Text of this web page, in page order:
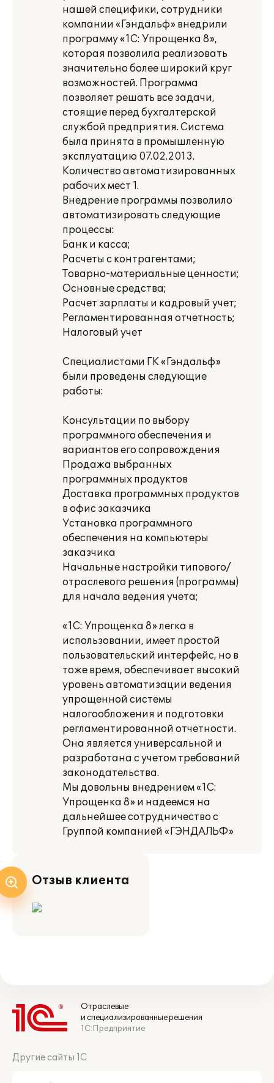
нашей специфики, сотрудники
компании «Гэндальф» внедрили
программу «1С: Упрощенка 8»,
которая позволила реализовать
значительно более широкий круг
возможностей. Программа
позволяет решать все задачи,
стоящие перед бухгалтерской
службой предприятия. Система
была принята в промышленную
эксплуатацию 07.02.2013.
Количество автоматизированных
рабочих мест 1.
Внедрение программы позволило
автоматизировать следующие
процессы:
Банк и касса;
Расчеты с контрагентами;
Товарно-материальные ценности;
Основные средства;
Расчет зарплаты и кадровый учет;
Регламентированная отчетность;
Налоговый учет
Специалистами ГК «Гэндальф»
были проведены следующие
работы:
Консультации по выбору
программного обеспечения и
вариантов его сопровождения
Продажа выбранных
программных продуктов
Доставка программных продуктов
в офис заказчика
Установка программного
обеспечения на компьютеры
заказчика
Начальные настройки типового/
отраслевого решения (программы)
для начала ведения учета;
«1С: Упрощенка 8» легка в
использовании, имеет простой
пользовательский интерфейс, но в
тоже время, обеспечивает высокий
уровень автоматизации ведения
упрощенной системы
налогообложения и подготовки
регламентированной отчетности.
Она является универсальной и
разработана с учетом требований
законодательства.
Мы довольны внедрением «1С:
Упрощенка 8» и надеемся на
дальнейшее сотрудничество с
Группой компанией «ГЭНДАЛЬФ»
Отзыв клиента
Отраслевые
и специализированные решения
1С:Предприятие
Другие сайты 1С